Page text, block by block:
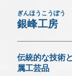
ぎんほうこうぼう
銀峰工房
伝統的な技術
属工芸品
デジタルパン
モデルコース
MICE特設サイ